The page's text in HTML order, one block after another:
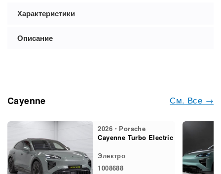
Характеристики
Описание
См. Все →
Cayenne
2026・Porsche
Cayenne Turbo Electric
Электро
1008688